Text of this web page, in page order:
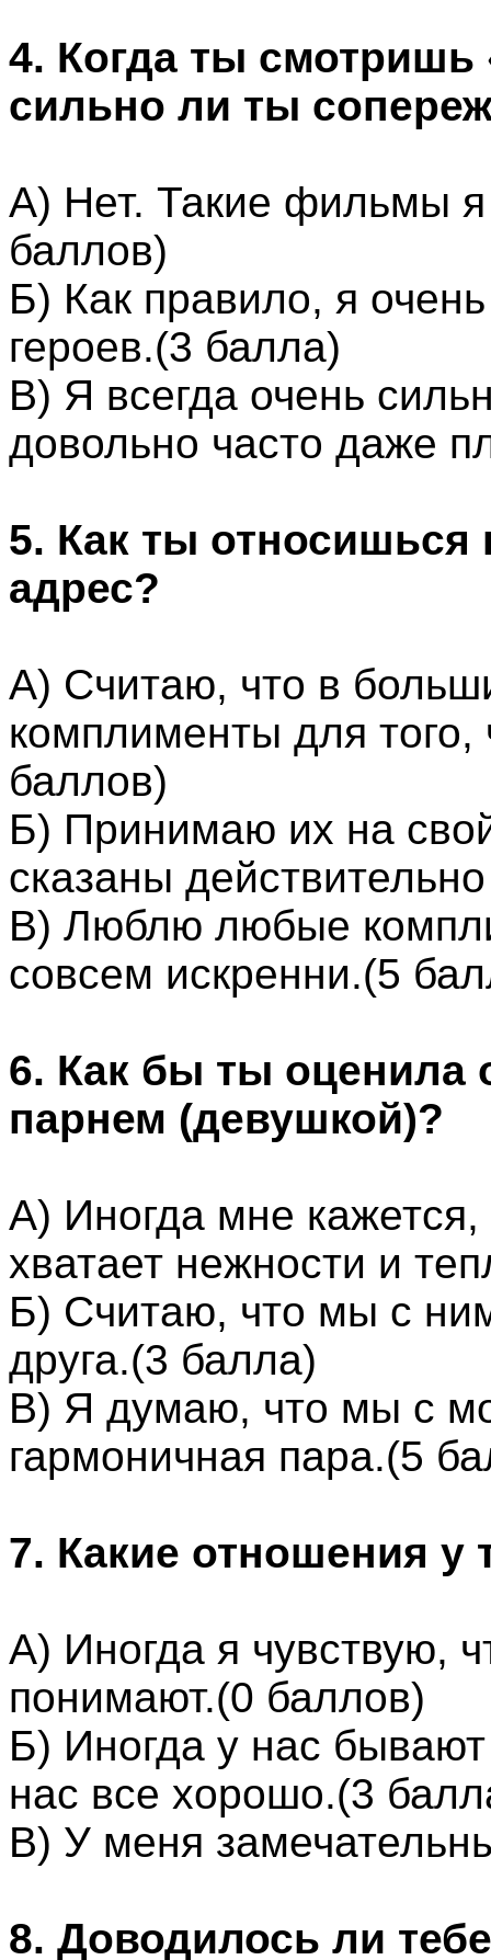
4. Когда ты
сильно ли ты
А) Нет. Такие фильмы
баллов)
Б) Как правило, я
героев.(3 балла)
В) Я всегда очень
довольно часто даже
5. Как ты
адрес?
А) Считаю, что в
комплименты для того,
баллов)
Б) Принимаю их на
сказаны
В) Люблю любые
совсем искренни.(5
6. Как бы ты оценила
парнем (девушкой)?
А) Иногда мне
хватает нежности и
Б) Считаю, что мы с
друга.(3 балла)
В) Я думаю, что мы с
гармоничная пара.(5
7. Какие отношения у
А) Иногда я чувствую,
понимают.(0 баллов)
Б) Иногда у нас
нас все хорошо.(3
В) У меня
8. Доводилось ли